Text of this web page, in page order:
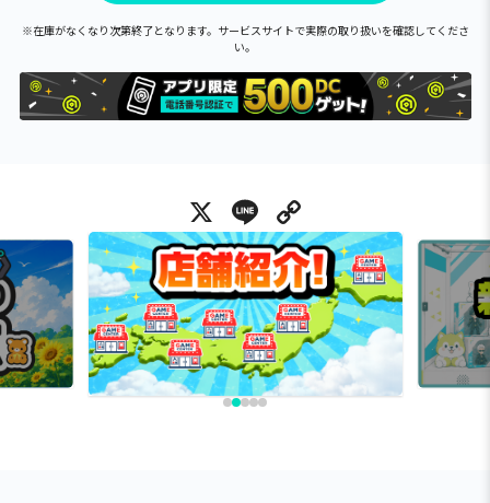
※在庫がなくなり次第終了となります。サービスサイトで実際の取り扱いを確認してくださ
い。
X Line